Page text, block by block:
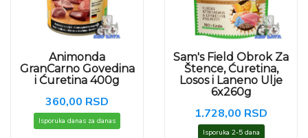
Animonda
GranCarno Govedina
i Ćuretina 400g
360,00 RSD
Isporuka danas za danas
Sam's Field Obrok Za
Štence, Ćuretina,
Losos i Laneno Ulje
6x260g
1.728,00 RSD
Isporuka 2-5 dana